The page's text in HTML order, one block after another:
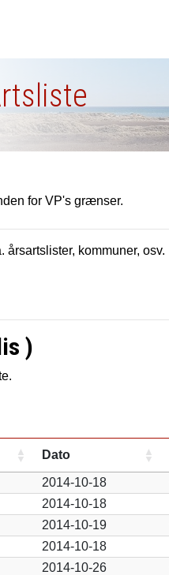
for VP's grænser.
kommuner, osv.
)
Dato
2014-10-18
2014-10-18
2014-10-19
2014-10-18
2014-10-26